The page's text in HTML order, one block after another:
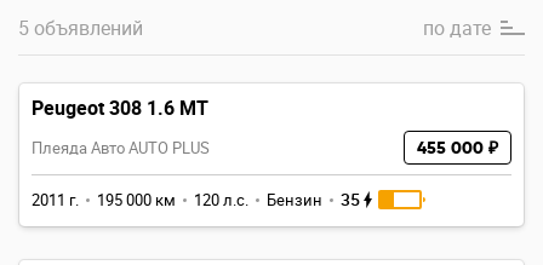
5 объявлений подате
Peugeot 308 1.6 MT
Плеяда Авто AUTO PLUS 455 000 ₽
2011 г. 195 000 км 120 л.с. Бензин 35